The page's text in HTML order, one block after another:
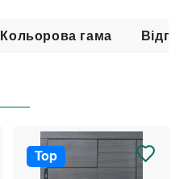
Кольорова гама
Top